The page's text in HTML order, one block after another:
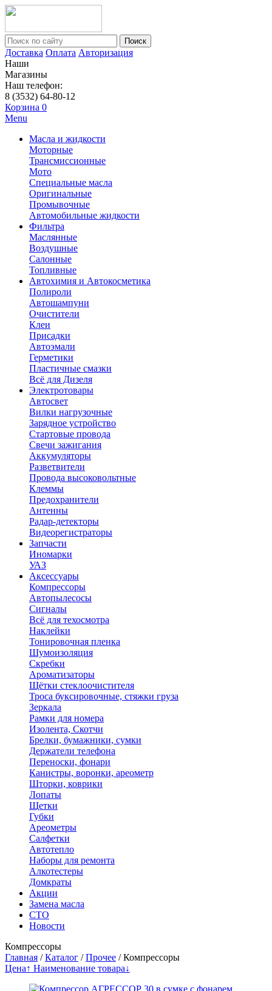
Поиск
Доставка Оплата Авторизация
Наши
Магазины
Наш телефон:
8 (3532) 64-80-12
Корзина 0
Menu
Масла и жидкости
Моторные
Трансмиссионные
Мото
Специальные масла
Оригинальные
Промывочные
Автомобильные жидкости
Фильтра
Маслянные
Воздушные
Салонные
Топливные
Автохимия и Автокосметика
Полироли
Автошампуни
Очистители
Клеи
Присадки
Автоэмали
Герметики
Пластичные смазки
Всё для Дизеля
Электротовары
Автосвет
Вилки нагрузочные
Зарядное устройство
Стартовые провода
Свечи зажигания
Аккумуляторы
Разветвители
Провода высоковольтные
Клеммы
Предохранители
Антенны
Радар-детекторы
Видеорегистраторы
Запчасти
Иномарки
УАЗ
Аксесcуары
Компрессоры
Автопылесосы
Сигналы
Всё для техосмотра
Наклейки
Тонировочная пленка
Шумоизоляция
Скребки
Ароматизаторы
Щётки стеклоочистителя
Троса буксировочные, стяжки груза
Зеркала
Рамки для номера
Изолента, Скотчи
Брелки, бумажники, сумки
Держатели телефона
Переноски, фонари
Канистры, воронки, ареометр
Шторки, коврики
Лопаты
Щетки
Губки
Ареометры
Салфетки
Автотепло
Наборы для ремонта
Алкотестеры
Домкраты
Акции
Замена масла
СТО
Новости
Компрессоры
Главная /Каталог /Прочее /Компрессоры
Цена↑ Наименование товара↓